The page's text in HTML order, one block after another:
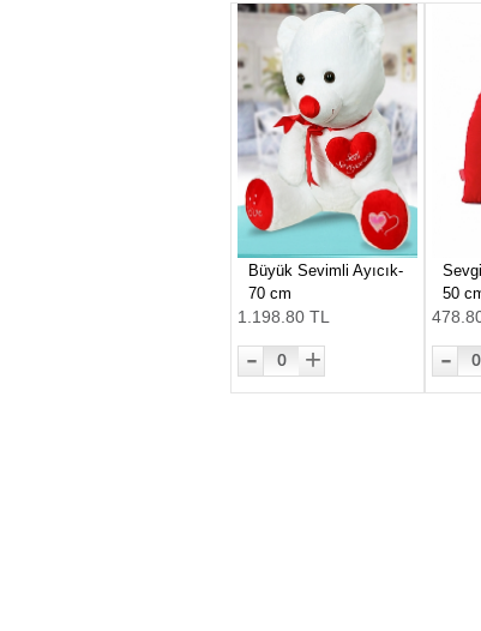
Büyük Sevimli Ayıcık-
70 cm
1.198.80 TL
- 0 +
50
- 0